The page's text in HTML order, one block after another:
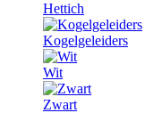
Hettich
Kogelgeleiders
Wit
Zwart